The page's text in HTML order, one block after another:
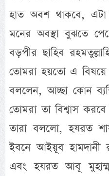
হাত অবশ থাকবে,
মনের অবস্থা বুঝতে
বড়পীর ছাহিব
তোমরা হয়তো এ বিষয়ে
বললেন, আচ্ছা কোন
তোমরা তা বিশ্বাস
তারা বললো, হযরত
ইবনে আইয়ূব হামদানী
এবং হযরত আবূ